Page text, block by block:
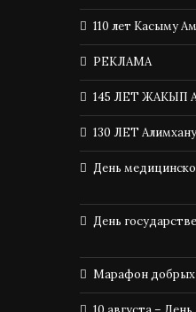
110 лет Касыму
РЕКЛАМА
145 ЛЕТ ЖАКЫП
130 ЛЕТ
День
День
Марафон добрых